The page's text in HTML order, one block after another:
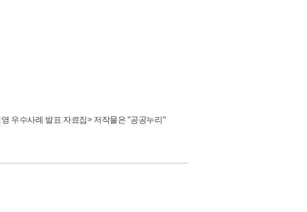
우수사례 발표 자료집>저작물은 "공공누리"